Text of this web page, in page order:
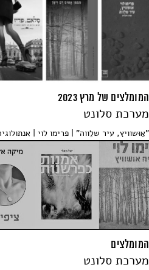
המומלצים של מרץ 2023
מערכת סלונט
"אַוּשוויץ, עיר שלֵווה" | פרימו לוי |
המומלצים
מערכת סלונט